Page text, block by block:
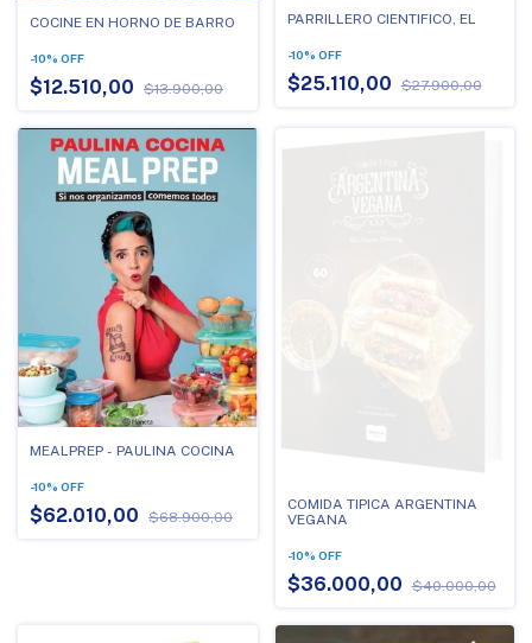
COCINE EN HORNO DE BARRO
-10% OFF
$12.510,00 $13.900,00
PARRILLERO CIENTIFICO, EL
-10% OFF
$25.110,00 $27.900,00
MEALPREP - PAULINA COCINA
-10% OFF
$62.010,00 $68.900,00
COMIDA TIPICA ARGENTINA
VEGANA
-10% OFF
$36.000,00 $40.000,00